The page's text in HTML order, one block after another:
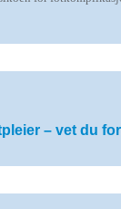
– vet du